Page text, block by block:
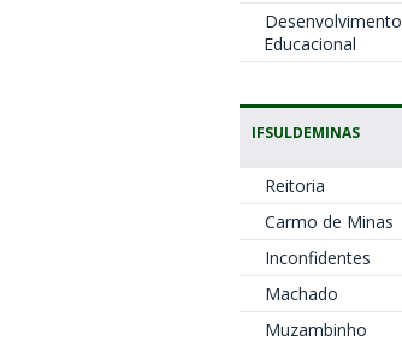
Desenvolvimento
Educacional
IFSULDEMINAS
Reitoria
Carmo de Minas
Inconfidentes
Machado
Muzambinho